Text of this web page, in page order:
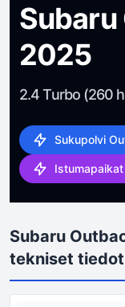
Subaru
2025
2.4 Turbo (260
Sukupolvi
Subaru
tekniset tiedot